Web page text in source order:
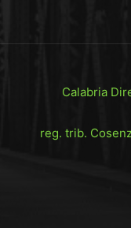
Calabria
reg. trib.